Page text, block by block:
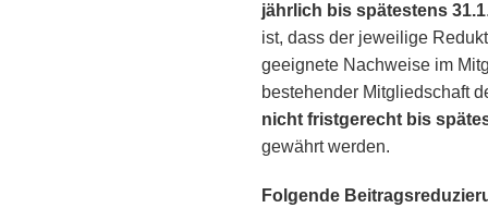
jährlich bis spätestens 31.1
ist, dass der jeweilige
geeignete Nachweise im
bestehender Mitgliedschaft
nicht fristgerecht bis
gewährt werden.
Folgende